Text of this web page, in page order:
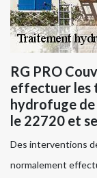
RG PRO
effectuer les
hydrofuge
le 22720 et
Des interventions
normalement